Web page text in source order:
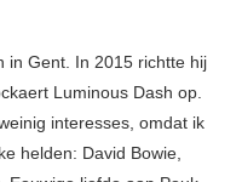
in Gent. In 2015 richtte hij
Luminous Dash op.
interesses, omdat ik
helden: David Bowie,